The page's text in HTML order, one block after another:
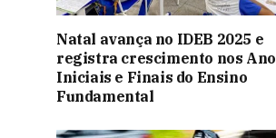
Natal avança no IDEB 2025 e
registra crescimento nos
Iniciais e Finais do Ensino
Fundamental